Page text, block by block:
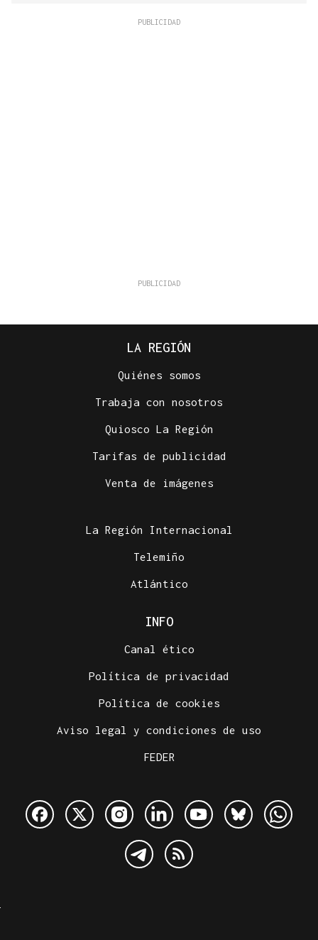
LA REGIÓN
Quiénes somos
Trabaja con nosotros
Quiosco La Región
Tarifas de publicidad
Venta de imágenes
La Región Internacional
Telemiño
Atlántico
INFO
Canal ético
Política de privacidad
Política de cookies
Aviso legal y condiciones de uso
FEDER